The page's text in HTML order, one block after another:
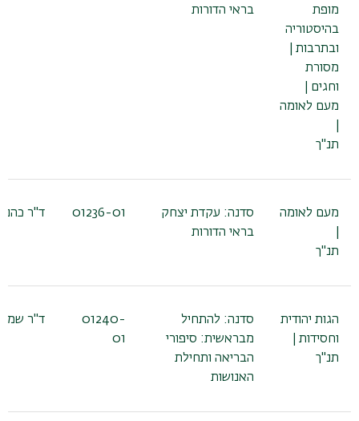
מופת
בהיסטוריה
ובתרבות |
מסורת
וחגים |
מעם לאומה
תנ"ך
בראי הדורות
מעם לאומה
תנ"ך
סדנה: עקדת יצחק
בראי הדורות
01236-01 ד"ר
הגות יהודית
וחסידות |
תנ"ך
סדנה: להתחיל
מבראשית: סיפורי
הבריאה ותחילת
האנושות
01240-
01
ד"ר